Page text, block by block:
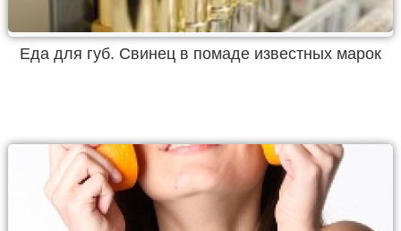
Еда для губ. Свинец в помаде известных марок